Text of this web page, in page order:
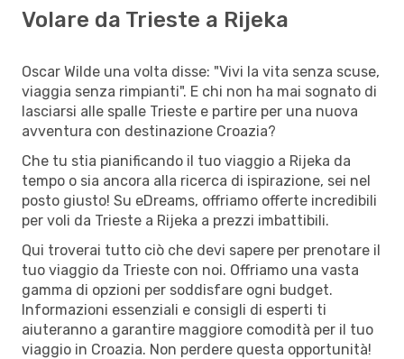
Volare da Trieste a Rijeka
Oscar Wilde una volta disse: "Vivi la vita senza scuse,
viaggia senza rimpianti". E chi non ha mai sognato di
lasciarsi alle spalle Trieste e partire per una nuova
avventura con destinazione Croazia?
Che tu stia pianificando il tuo viaggio a Rijeka da
tempo o sia ancora alla ricerca di ispirazione, sei nel
posto giusto! Su eDreams, offriamo offerte incredibili
per voli da Trieste a Rijeka a prezzi imbattibili.
Qui troverai tutto ciò che devi sapere per prenotare il
tuo viaggio da Trieste con noi. Offriamo una vasta
gamma di opzioni per soddisfare ogni budget.
Informazioni essenziali e consigli di esperti ti
aiuteranno a garantire maggiore comodità per il tuo
viaggio in Croazia. Non perdere questa opportunità!